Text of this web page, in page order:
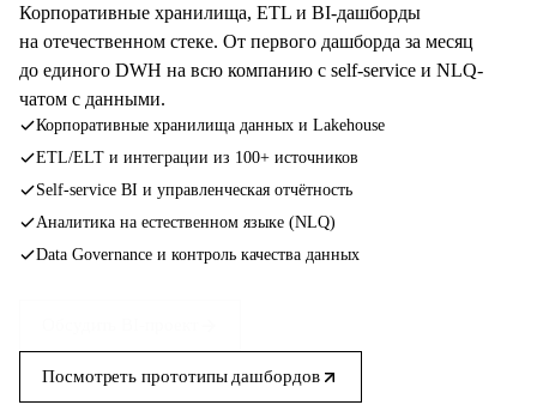
Корпоративные хранилища, ETL и BI-дашборды
на отечественном стеке. От первого дашборда за месяц
до единого DWH на всю компанию с self-service и NLQ-
чатом с данными.
Корпоративные хранилища данных и Lakehouse
ETL/ELT и интеграции из 100+ источников
Self-service BI и управленческая отчётность
Аналитика на естественном языке (NLQ)
Data Governance и контроль качества данных
Посмотреть прототипы дашбордов